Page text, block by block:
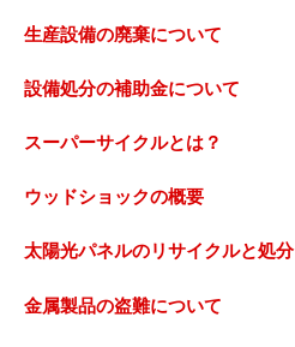
生産設備の廃棄について
設備処分の補助金について
スーパーサイクルとは？
ウッドショックの概要
太陽光パネルのリサイクルと処分
金属製品の盗難について